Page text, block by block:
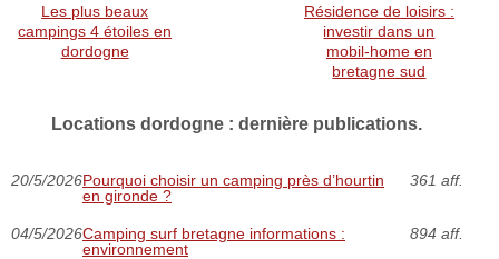
Les plus beaux
campings 4 étoiles en
dordogne
Résidence de loisirs :
investir dans un
mobil-home en
bretagne sud
Locations dordogne : dernière publications.
20/5/2026Pourquoi choisir un camping près d’hourtin
en gironde ?
361 aff.
04/5/2026Camping surf bretagne informations :
environnement
894 aff.